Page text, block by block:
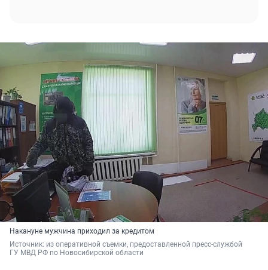
Накануне мужчина приходил за кредитом
Источник: из оперативной съемки, предоставленной пресс-службой
ГУ МВД РФ по Новосибирской области